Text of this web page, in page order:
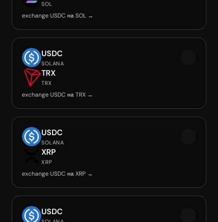
SOL
exchange USDC на SOL →
USDC
SOLANA
TRX
TRX
exchange USDC на TRX →
USDC
SOLANA
XRP
XRP
exchange USDC на XRP →
USDC